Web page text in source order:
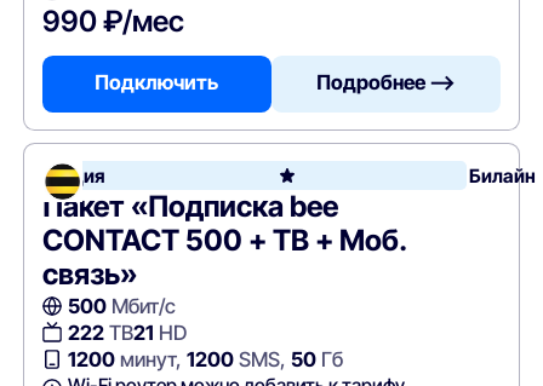
990 ₽/мес
Подключить Подробнее —>
Акция Билайн
Пакет «Подписка bee
CONTACT 500 + ТВ + Моб.
связь»
500Мбит/с
222ТВ21 HD
1200минут, 1200SMS, 50Гб